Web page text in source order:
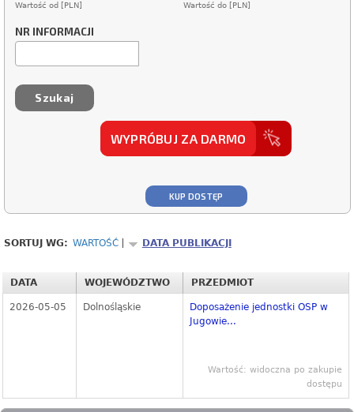
Wartość od [PLN] Wartość do [PLN]
NR INFORMACJI
WYPRÓBUJ ZA DARMO
KUP DOSTĘP
SORTUJ WG: WARTOŚĆ DATA PUBLIKACJI
DATA WOJEWÓDZTWO PRZEDMIOT
2026-05-05 Dolnośląskie
Doposażenie jednostki OSP w
Jugowie...
Wartość: widoczna po zakupie
dostępu